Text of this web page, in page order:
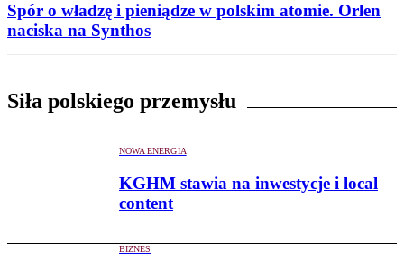
Spór o władzę i pieniądze w polskim atomie. Orlen
naciska na Synthos
Siła polskiego przemysłu
NOWA ENERGIA
KGHM stawia na inwestycje i local
content
BIZNES